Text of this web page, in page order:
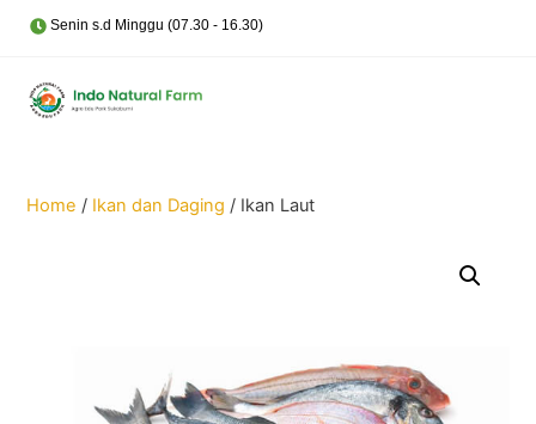
Senin s.d Minggu (07.30 - 16.30)
Home / Ikan dan Daging / Ikan Laut